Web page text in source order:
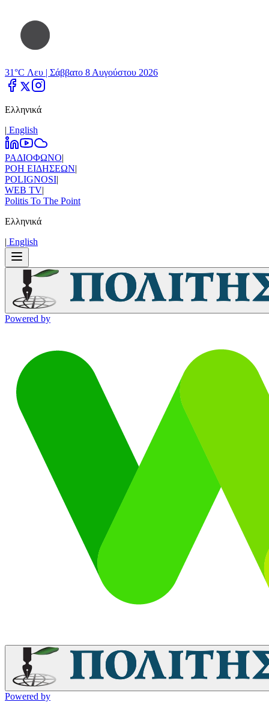
31°C Λευ | Σάββατο 8 Αυγούστου 2026
Ελληνικά
| Εnglish
ΡΑΔΙΟΦΩΝΟ|
ΡΟΗ ΕΙΔΗΣΕΩΝ|
POLIGNOSI|
WEB TV|
Politis To The Point
Ελληνικά
| Εnglish
Powered by
Powered by